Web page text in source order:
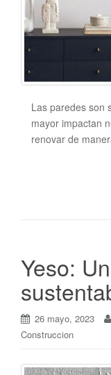
Las paredes son
mayor impactan
renovar de
Yeso:
26 mayo, 2023
Construccion